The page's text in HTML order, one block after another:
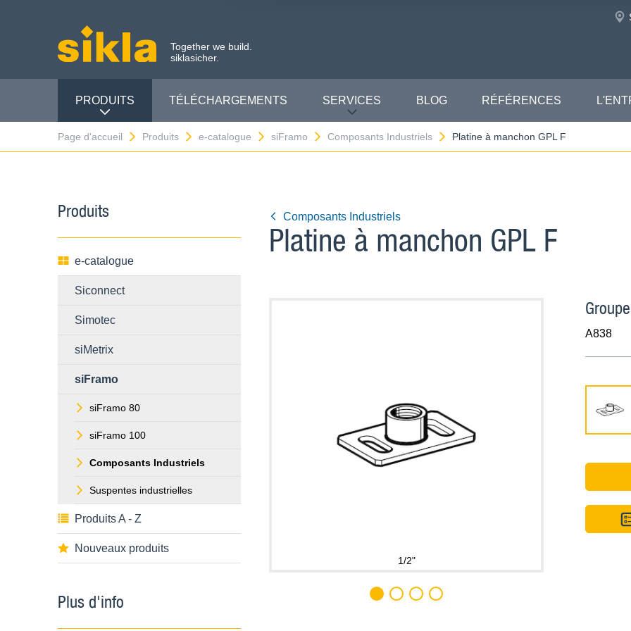
Together we build.
siklasicher.
PRODUITS TÉLÉCHARGEMENTS SERVICES BLOG RÉFÉRENCES
Page d'accueil Produits e-catalogue siFramo Composants Industriels Platine à manchon GPL F
Produits
e-catalogue
Siconnect
Simotec
siMetrix
siFramo
siFramo 80
siFramo 100
Composants Industriels
Suspentes industrielles
Produits A - Z
Nouveaux produits
Plus d'info
Composants Industriels
Platine à manchon GPL F
1/2"
A838